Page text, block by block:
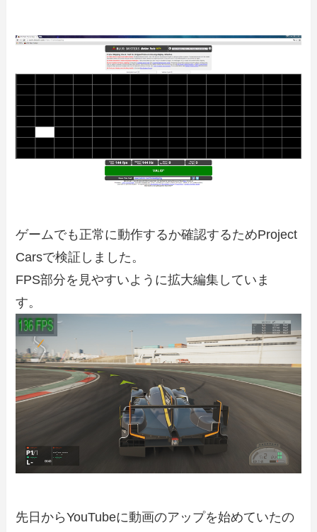
ゲームでも正常に動作するか確認するためProject
Carsで検証しました。
FPS部分を見やすいように拡大編集していま
す。
先日からYouTubeに動画のアップを始めていたの